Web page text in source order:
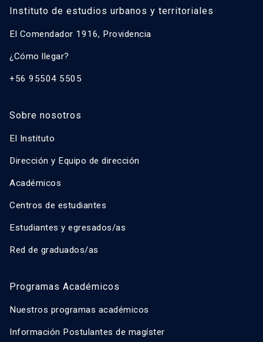
Instituto de estudios urbanos y territoriales
El Comendador 1916, Providencia
¿Cómo llegar?
+56 95504 5505
Sobre nosotros
El Instituto
Dirección y Equipo de dirección
Académicos
Centros de estudiantes
Estudiantes y egresados/as
Red de graduados/as
Programas Académicos
Nuestros programas académicos
Información Postulantes de magíster